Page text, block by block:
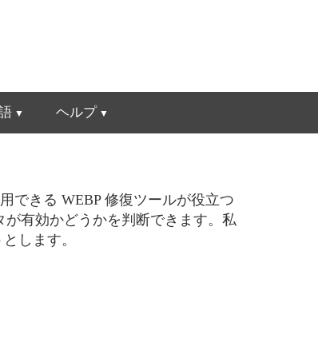
ヘルプ
できる WEBP 修復ツールが役立つ
有効かどうかを判断できます。私
します。